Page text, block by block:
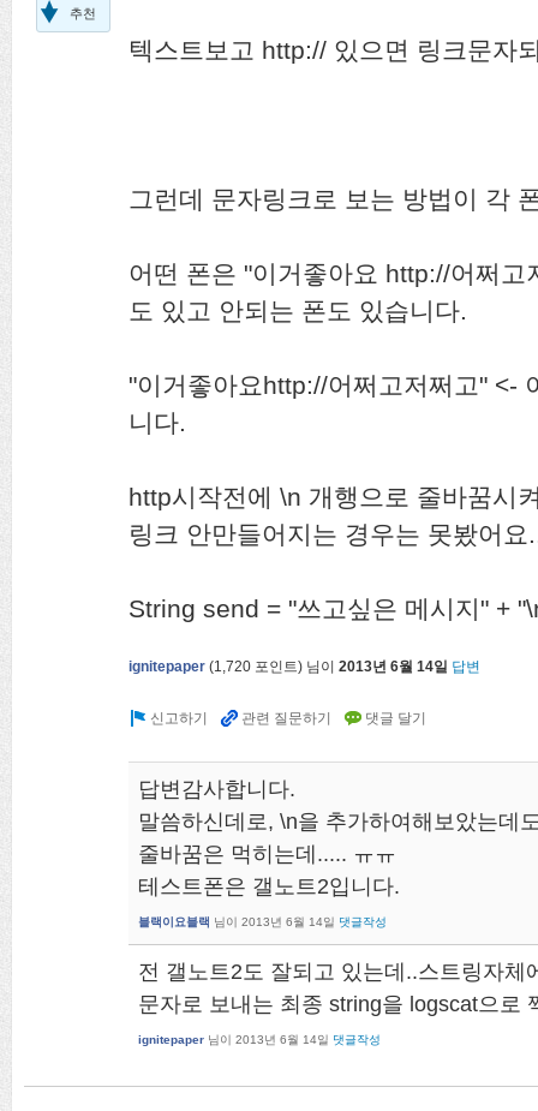
추천
텍스트보고 http:// 있으면 링크문자
그런데 문자링크로 보는 방법이 각
어떤 폰은 "이거좋아요 http://어쩌
도 있고 안되는 폰도 있습니다.
"이거좋아요http://어쩌고저쩌고" <-
니다.
http시작전에 \n 개행으로 줄바꿈시
링크 안만들어지는 경우는 못봤어요
String send = "쓰고싶은 메시지" +
ignitepaper (1,720 포인트) 님이 2013년 6월 14일 답변
답변감사합니다.
말씀하신데로, \n을 추가하여해보았는데
줄바꿈은 먹히는데..... ㅠㅠ
테스트폰은 갤노트2입니다.
블랙이요블랙 님이 2013년 6월 14일 댓글작성
전 갤노트2도 잘되고 있는데..스트링자체
문자로 보내는 최종 string을 logscat으로
ignitepaper 님이 2013년 6월 14일 댓글작성